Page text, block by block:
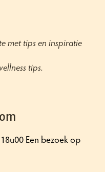
met tips en inspiratie
tips.
Een bezoek op